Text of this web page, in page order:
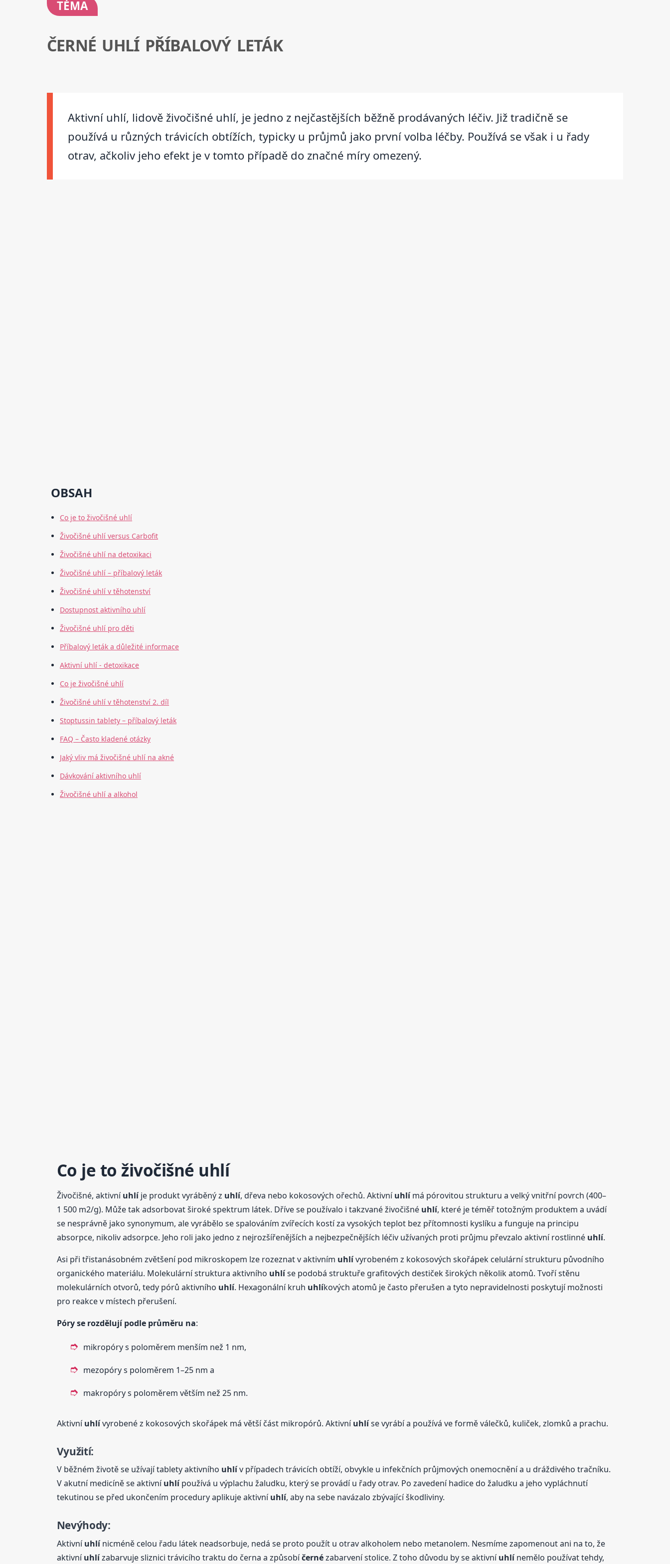
TÉMA
ČERNÉ UHLÍ PŘÍBALOVÝ LETÁK
Aktivní uhlí, lidově živočišné uhlí, je jedno z nejčastějších běžně prodávaných léčiv. Již tradičně se
používá u různých trávicích obtížích, typicky u průjmů jako první volba léčby. Používá se však i u řady
otrav, ačkoliv jeho efekt je v tomto případě do značné míry omezený.
OBSAH
Co je to živočišné uhlí
Živočišné uhlí versus Carbofit
Živočišné uhlí na detoxikaci
Živočišné uhlí – příbalový leták
Živočišné uhlí v těhotenství
Dostupnost aktivního uhlí
Živočišné uhlí pro děti
Příbalový leták a důležité informace
Aktivní uhlí - detoxikace
Co je živočišné uhlí
Živočišné uhlí v těhotenství 2. díl
Stoptussin tablety – příbalový leták
FAQ – Často kladené otázky
Jaký vliv má živočišné uhlí na akné
Dávkování aktivního uhlí
Živočišné uhlí a alkohol
Co je to živočišné uhlí
Živočišné, aktivníuhlíje produkt vyráběný z uhlí, dřeva nebo kokosových ořechů. Aktivníuhlímá pórovitou strukturu a velký vnitřní povrch (400–
1 500 m2/g). Může tak adsorbovat široké spektrum látek. Dříve se používalo i takzvané živočišné uhlí, které je téměř totožným produktem a uvádí
se nesprávně jako synonymum, ale vyrábělo se spalováním zvířecích kostí za vysokých teplot bez přítomnosti kyslíku a funguje na principu
absorpce, nikoliv adsorpce. Jeho roli jako jedno z nejrozšířenějších a nejbezpečnějších léčiv užívaných proti průjmu převzalo aktivní rostlinné uhlí.
Asi při třistanásobném zvětšení pod mikroskopem lze rozeznat v aktivním uhlívyrobeném z kokosových skořápek celulární strukturu původního
organického materiálu. Molekulární struktura aktivního uhlíse podobá struktuře grafitových destiček širokých několik atomů. Tvoří stěnu
molekulárních otvorů, tedy pórů aktivního uhlí. Hexagonální kruh uhlíkových atomů je často přerušen a tyto nepravidelnosti poskytují možnosti
pro reakce v místech přerušení.
Póry se rozdělují podle průměru na:
mikropóry s poloměrem menším než 1 nm,
mezopóry s poloměrem 1–25 nm a
makropóry s poloměrem větším než 25 nm.
Aktivníuhlívyrobené z kokosových skořápek má větší část mikropórů. Aktivníuhlíse vyrábí a používá ve formě válečků, kuliček, zlomků a prachu.
Využití:
V běžném životě se užívají tablety aktivního uhlív případech trávicích obtíží, obvykle u infekčních průjmových onemocnění a u dráždivého tračníku.
V akutní medicíně se aktivníuhlípoužívá u výplachu žaludku, který se provádí u řady otrav. Po zavedení hadice do žaludku a jeho vypláchnutí
tekutinou se před ukončením procedury aplikuje aktivníuhlí, aby na sebe navázalo zbývající škodliviny.
Nevýhody:
Aktivníuhlínicméně celou řadu látek neadsorbuje, nedá se proto použít u otrav alkoholem nebo metanolem. Nesmíme zapomenout ani na to, že
aktivníuhlízabarvuje sliznici trávicího traktu do černa a způsobíčernézabarvení stolice. Z toho důvodu by se aktivníuhlínemělo používat tehdy,